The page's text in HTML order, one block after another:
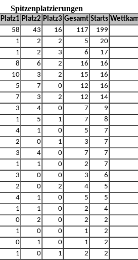
Spitzenplatzierungen
Platz1 Platz2 Platz3 Gesamt Starts
58 43 16 117
199
1 2 2 5
20
1 2 3 6
17
8 6 2 16
16
10 3 2 15
16
5 7 0 12
16
7 3 2 12
14
3 4 0 7
9
1 5 1 7
8
4 1 0 5
7
2 0 1 3
7
3 4 0 7
7
1 1 0 2
7
3 0 0 3
6
2 0 2 4
5
4 1 0 5
5
1 1 0 2
4
0 2 0 2
2
1 0 0 1
2
0 1 0 1
2
1 0 1 2 2